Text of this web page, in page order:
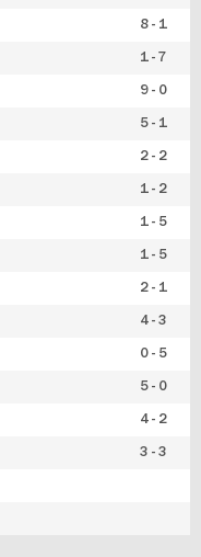
8 - 1
1 - 7
9 - 0
5 - 1
2 - 2
1 - 2
1 - 5
1 - 5
2 - 1
4 - 3
0 - 5
5 - 0
4 - 2
3 - 3